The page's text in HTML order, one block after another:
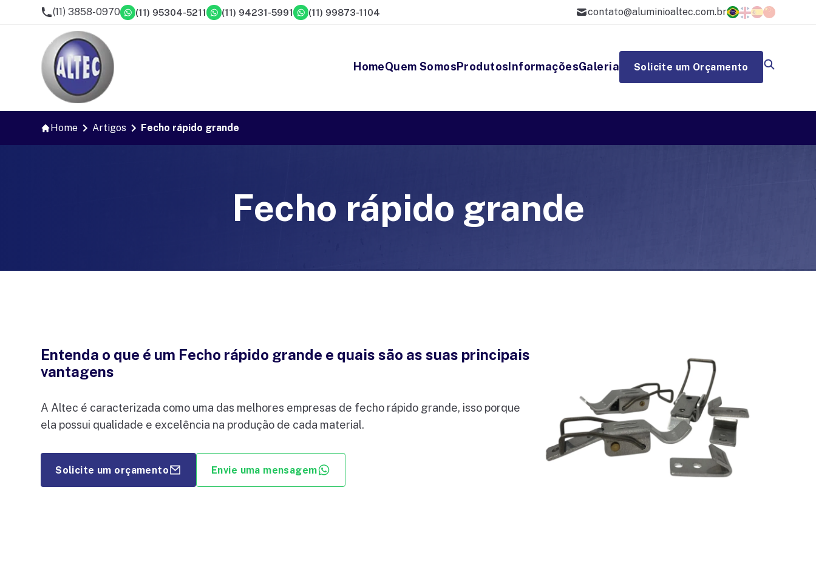
(11) 3858-0970 (11) 95304-5211 (11) 94231-5991 (11) 99873-1104 contato@aluminioaltec.com.br
HomeQuem SomosProdutosInformaçõesGaleria Solicite um Orçamento
Home Artigos Fecho rápido grande
Fecho rápido grande
Entenda o que é um Fecho rápido grande e quais são as suas principais
vantagens
A Altec é caracterizada como uma das melhores empresas de fecho rápido grande, isso porque
ela possui qualidade e excelência na produção de cada material.
Solicite um orçamento Envie uma mensagem